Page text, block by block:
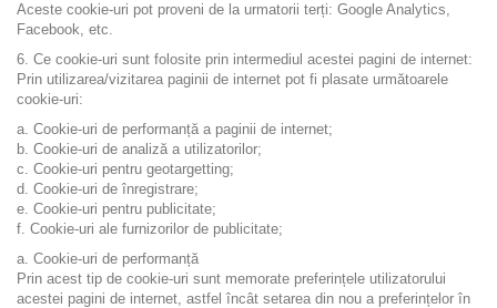
Aceste cookie-uri pot proveni de la urmatorii terți: Google Analytics,
Facebook, etc.
6. Ce cookie-uri sunt folosite prin intermediul acestei pagini de internet:
Prin utilizarea/vizitarea paginii de internet pot fi plasate următoarele
cookie-uri:
a. Cookie-uri de performanță a paginii de internet;
b. Cookie-uri de analiză a utilizatorilor;
c. Cookie-uri pentru geotargetting;
d. Cookie-uri de înregistrare;
e. Cookie-uri pentru publicitate;
f. Cookie-uri ale furnizorilor de publicitate;
a. Cookie-uri de performanță
Prin acest tip de cookie-uri sunt memorate preferințele utilizatorului
acestei pagini de internet, astfel încât setarea din nou a preferințelor în